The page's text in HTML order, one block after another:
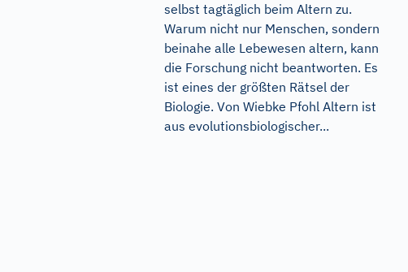
selbst tagtäglich beim Altern zu.
Warum nicht nur Menschen, sondern
beinahe alle Lebewesen altern, kann
die Forschung nicht beantworten. Es
ist eines der größten Rätsel der
Biologie. Von Wiebke Pfohl Altern ist
aus evolutionsbiologischer...